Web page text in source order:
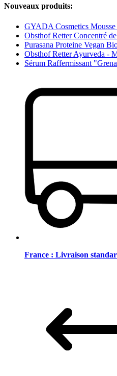
Nouveaux produits:
GYADA Cosmetics Mousse
Obsthof Retter Concentré
Purasana Proteine Vegan
Obsthof Retter Ayurveda -
Sérum Raffermissant
France : Livraison